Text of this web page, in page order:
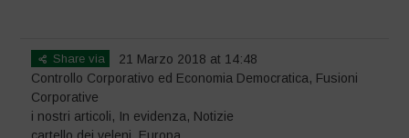
Share via
21 Marzo 2018 at 14:48
Controllo Corporativo ed Economia Democratica, Fusioni
Corporative
i nostri articoli, In evidenza, Notizie